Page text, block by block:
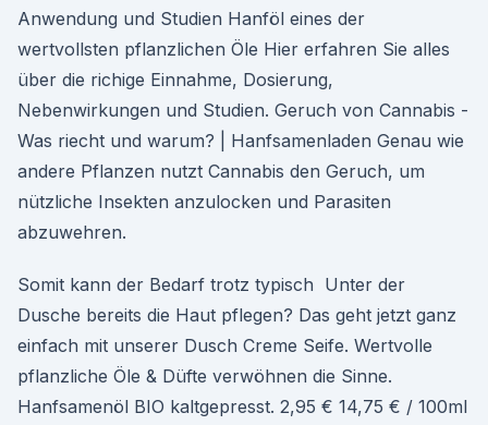
Anwendung und Studien Hanföl eines der
wertvollsten pflanzlichen Öle Hier erfahren Sie alles
über die richige Einnahme, Dosierung,
Nebenwirkungen und Studien. Geruch von Cannabis -
Was riecht und warum? | Hanfsamenladen Genau wie
andere Pflanzen nutzt Cannabis den Geruch, um
nützliche Insekten anzulocken und Parasiten
abzuwehren.
Somit kann der Bedarf trotz typisch Unter der
Dusche bereits die Haut pflegen? Das geht jetzt ganz
einfach mit unserer Dusch Creme Seife. Wertvolle
pflanzliche Öle & Düfte verwöhnen die Sinne.
Hanfsamenöl BIO kaltgepresst. 2,95 € 14,75 € / 100ml